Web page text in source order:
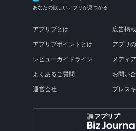
あなたの欲しいアプリが見つかる
アプリブとは
アプリブポイントとは
レビューガイドライン
よくあるご質問
運営会社
広告掲
アプリ
メディ
お問い
プレス